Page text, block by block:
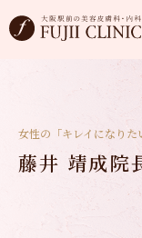
女性の「キレイになりた
藤井 靖成院